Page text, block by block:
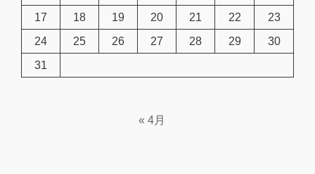
17
18 19 20 21 22
23
24
25 26 27 28 29
30
31
« 4月